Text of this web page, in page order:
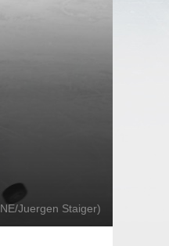
Juergen Staiger)